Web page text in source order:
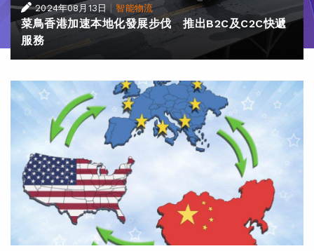
2024年08月13日 |智能物流
菜鳥香港加速本地化發展步伐 推出B2C及C2C快遞
服務